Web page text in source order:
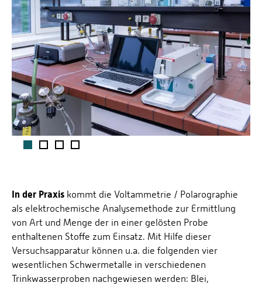
1 2 3 4
In der Praxis kommt die Voltammetrie / Polarographie
als elektrochemische Analysemethode zur Ermittlung
von Art und Menge der in einer gelösten Probe
enthaltenen Stoffe zum Einsatz. Mit Hilfe dieser
Versuchsapparatur können u.a. die folgenden vier
wesentlichen Schwermetalle in verschiedenen
Trinkwasserproben nachgewiesen werden: Blei,